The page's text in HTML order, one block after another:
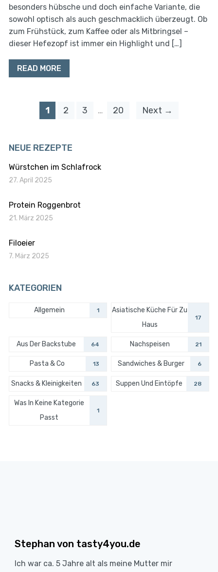
besonders hübsche und doch einfache Variante, die
sowohl optisch als auch geschmacklich überzeugt. Ob
zum Frühstück, zum Kaffee oder als Mitbringsel –
dieser Hefezopf ist immer ein Highlight und […]
READ MORE
1 2 3 … 20 Next →
NEUE REZEPTE
Würstchen im Schlafrock
27. April 2025
Protein Roggenbrot
21. März 2025
Filoeier
7. März 2025
KATEGORIEN
Allgemein 1
Asiatische Küche Für Zu
Haus
17
Aus Der Backstube 64 Nachspeisen 21
Pasta & Co 13 Sandwiches & Burger 6
Snacks & Kleinigkeiten 63 Suppen Und Eintöpfe 28
Was In Keine Kategorie
Passt
1
Stephan von tasty4you.de
Ich war ca. 5 Jahre alt als meine Mutter mir